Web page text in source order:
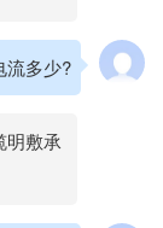
流多少?
明敷承